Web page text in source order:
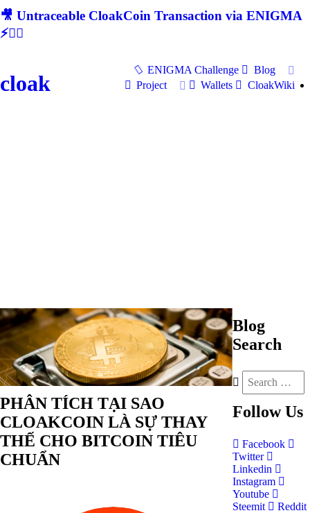
🎥 Untraceable CloakCoin Transaction via ENIGMA
⚡🕵‍♂
cloak
ENIGMA Challenge
Blog
Project
Wallets CloakWiki
PHÂN TÍCH TẠI SAO
CLOAKCOIN LÀ SỰ THAY
THẾ CHO BITCOIN TIÊU
CHUẨN
Blog
Search
Follow Us
Facebook
Twitter
Linkedin
Instagram
Youtube
Steemit
Reddit